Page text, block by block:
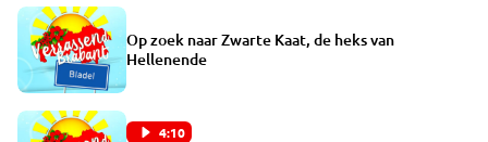
Op zoek naar Zwarte Kaat, de heks van
Hellenende
4:10